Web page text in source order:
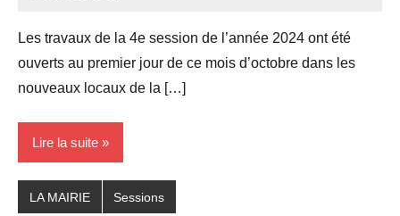
Les travaux de la 4e session de l’année 2024 ont été
ouverts au premier jour de ce mois d’octobre dans les
nouveaux locaux de la […]
Lire la suite
LA MAIRIE Sessions